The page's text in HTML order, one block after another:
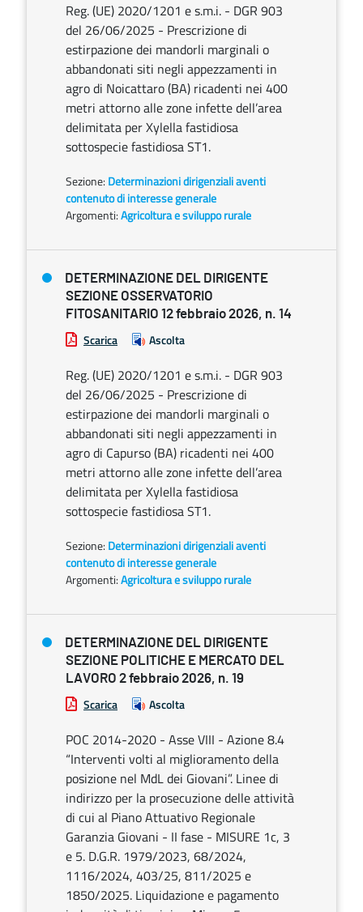
Reg. (UE) 2020/1201 e s.m.i. - DGR 903
del 26/06/2025 - Prescrizione di
estirpazione dei mandorli marginali o
abbandonati siti negli appezzamenti in
agro di Noicattaro (BA) ricadenti nei 400
metri attorno alle zone infette dell’area
delimitata per Xylella fastidiosa
sottospecie fastidiosa ST1.
Sezione: Determinazioni dirigenziali aventi
contenuto di interesse generale
Argomenti:Agricoltura e sviluppo rurale
DETERMINAZIONE DEL DIRIGENTE
SEZIONE OSSERVATORIO
FITOSANITARIO 12 febbraio 2026, n. 14
Scarica Ascolta
Reg. (UE) 2020/1201 e s.m.i. - DGR 903
del 26/06/2025 - Prescrizione di
estirpazione dei mandorli marginali o
abbandonati siti negli appezzamenti in
agro di Capurso (BA) ricadenti nei 400
metri attorno alle zone infette dell’area
delimitata per Xylella fastidiosa
sottospecie fastidiosa ST1.
Sezione: Determinazioni dirigenziali aventi
contenuto di interesse generale
Argomenti:Agricoltura e sviluppo rurale
DETERMINAZIONE DEL DIRIGENTE
SEZIONE POLITICHE E MERCATO DEL
LAVORO 2 febbraio 2026, n. 19
Scarica Ascolta
POC 2014-2020 - Asse VIII - Azione 8.4
“Interventi volti al miglioramento della
posizione nel MdL dei Giovani”. Linee di
indirizzo per la prosecuzione delle attività
di cui al Piano Attuativo Regionale
Garanzia Giovani - II fase - MISURE 1c, 3
e 5. D.G.R. 1979/2023, 68/2024,
1116/2024, 403/25, 811/2025 e
1850/2025. Liquidazione e pagamento